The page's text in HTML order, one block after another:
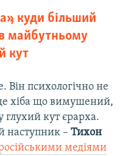
куди більший
в майбутньому
кут
Він психологічно не
хіба що вимушений,
глухий кут єрарха.
наступник – Тихон
медіями